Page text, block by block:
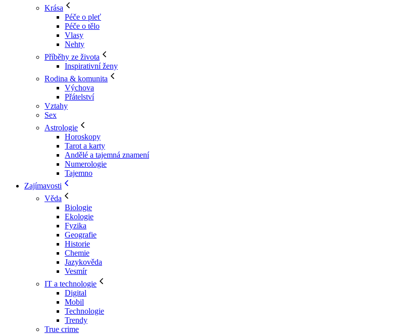
Krása
Péče o pleť
Péče o tělo
Vlasy
Nehty
Příběhy ze života
Inspirativní ženy
Rodina & komunita
Výchova
Přátelství
Vztahy
Sex
Astrologie
Horoskopy
Tarot a karty
Andělé a tajemná znamení
Numerologie
Tajemno
Zajímavosti
Věda
Biologie
Ekologie
Fyzika
Geografie
Historie
Chemie
Jazykověda
Vesmír
IT a technologie
Digital
Mobil
Technologie
Trendy
True crime